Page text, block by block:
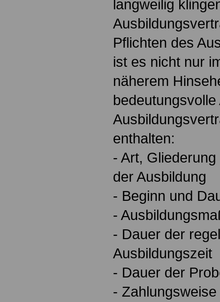
langweilig
Pflichten des
ist es nicht nur
näherem
enthalten:
- Art,
der Ausbildung
- Beginn und
-
- Dauer der
Ausbildungszeit
- Dauer der
-